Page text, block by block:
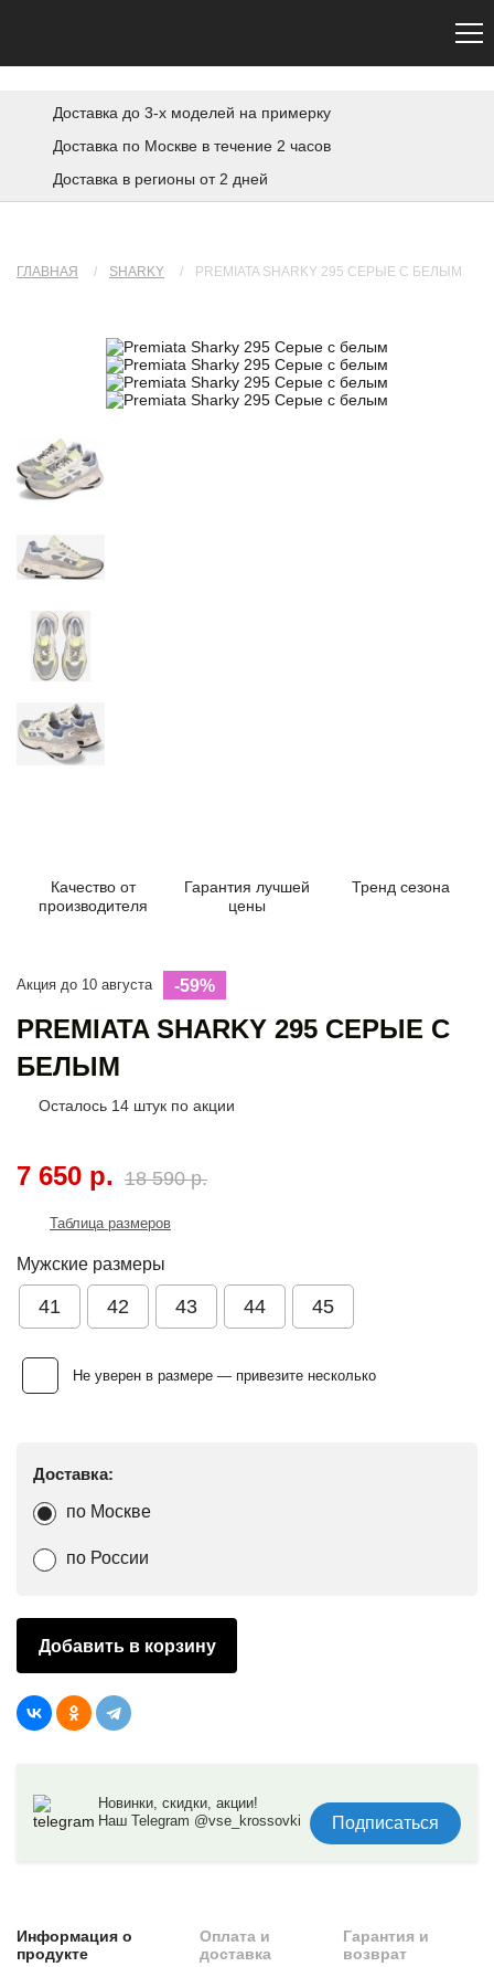
Доставка до 3-х моделей на примерку
Доставка по Москве в течение 2 часов
Доставка в регионы от 2 дней
ГЛАВНАЯ / SHARKY / PREMIATA SHARKY 295 СЕРЫЕ С БЕЛЫМ
Качество от
производителя
Гарантия лучшей
цены
Тренд сезона
Акция до 10 августа -59%
PREMIATA SHARKY 295 СЕРЫЕ С
БЕЛЫМ
Осталось 14 штук по акции
7 650 р. 18 590 р.
Таблица размеров
Мужские размеры
41 42 43 44 45
Не уверен в размере — привезите несколько
Доставка:
по Москве
по России
Добавить в корзину
Новинки, скидки, акции!
Наш Telegram @vse_krossovki
Подписаться
Информация о
продукте
Оплата и
доставка
Гарантия и
возврат